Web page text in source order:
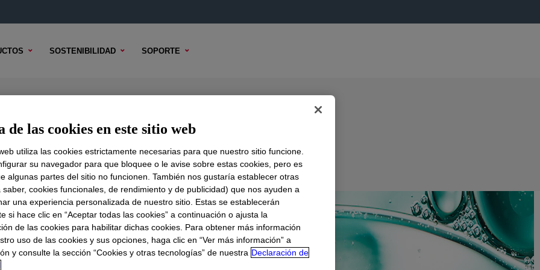
SOSTENIBILIDAD SOPORTE
TÉCNICO OPCIONES DE MUESTRA OPCIONES DE COMPRA
de las cookies en este sitio web
utiliza las cookies estrictamente necesarias para que nuestro sitio funcione.
su navegador para que bloquee o le avise sobre estas cookies, pero es
algunas partes del sitio no funcionen. También nos gustaría establecer otras
saber, cookies funcionales, de rendimiento y de publicidad) que nos ayuden a
una experiencia personalizada de nuestro sitio. Estas se establecerán
si hace clic en “Aceptar todas las cookies” a continuación o ajusta la
de las cookies para habilitar dichas cookies. Para obtener más información
uso de las cookies y sus opciones, haga clic en “Ver más información” a
y consulte la sección “Cookies y otras tecnologías” de nuestra Declaración de